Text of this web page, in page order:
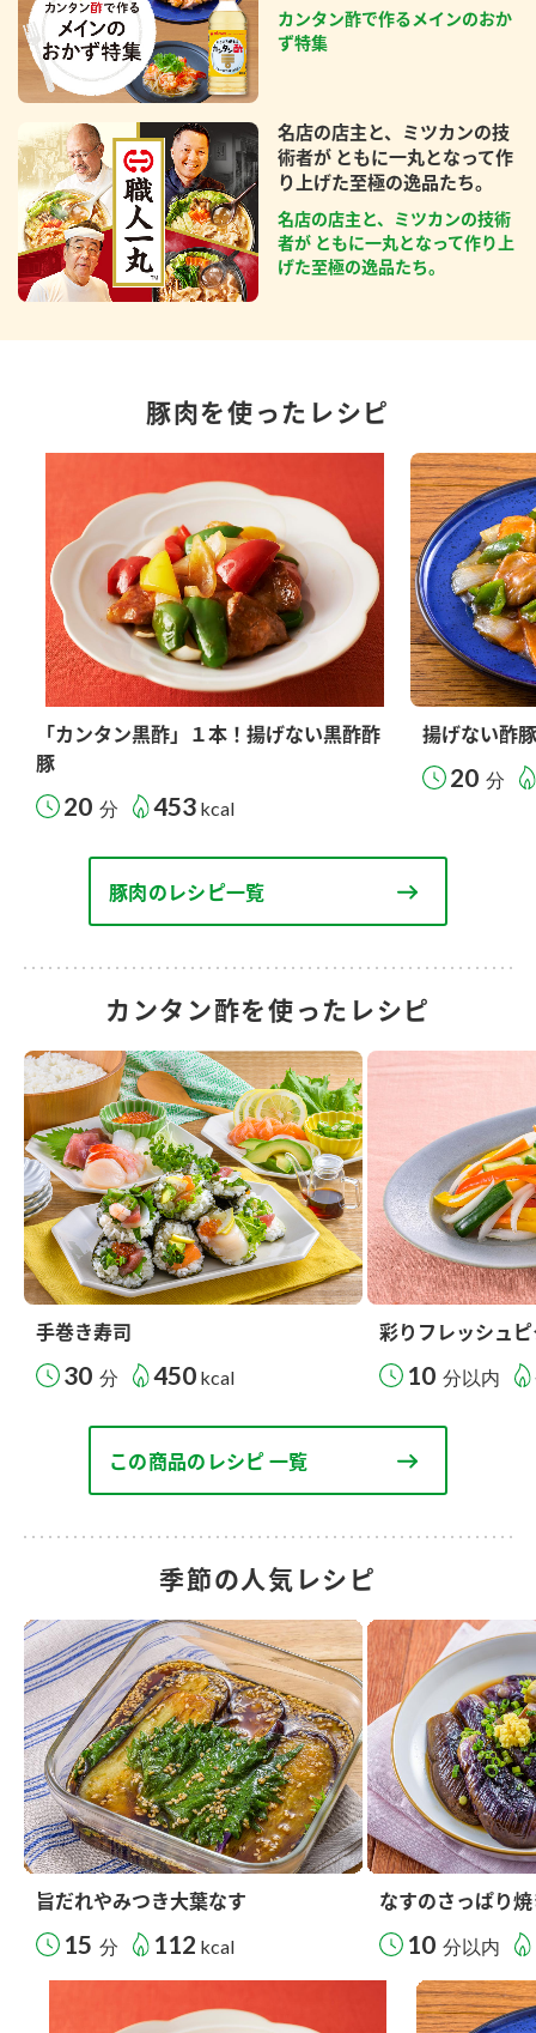
カンタン酢で作るメインのおか
ず特集
名店の店主と、ミツカンの技
術者が ともに一丸となって作
り上げた至極の逸品たち。
名店の店主と、ミツカンの技術
者が ともに一丸となって作り上
げた至極の逸品たち。
豚肉を使ったレシピ
「カンタン黒酢」１本！揚げない黒酢酢
豚
20 分 453 kcal
揚げない酢
20 分
豚肉のレシピ一覧
カンタン酢を使ったレシピ
手巻き寿司
30 分 450 kcal
彩りフレッシュ
10 分以内
この商品のレシピ 一覧
季節の人気レシピ
旨だれやみつき大葉なす
15 分 112 kcal
なすのさっぱり
10 分以内